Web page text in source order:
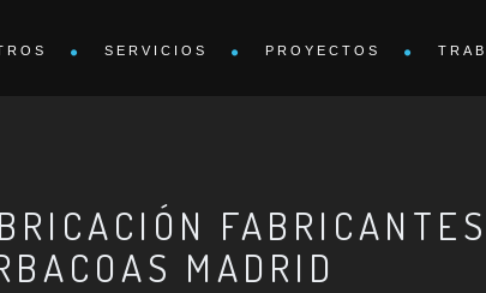
SERVICIOS PROYECTOS
MADRID